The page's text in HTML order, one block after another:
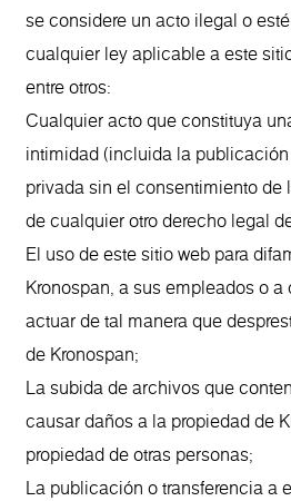
se considere un acto ilegal o
cualquier ley aplicable a este
entre otros:
Cualquier acto que constituya
intimidad (incluida la
privada sin el consentimiento de
de cualquier otro derecho legal
El uso de este sitio web para
Kronospan, a sus empleados o a
actuar de tal manera que
de Kronospan;
La subida de archivos que
causar daños a la propiedad de
propiedad de otras personas;
La publicación o transferencia a